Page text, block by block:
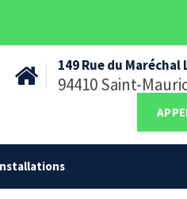
149 Rue du Maréchal
94410 Saint-